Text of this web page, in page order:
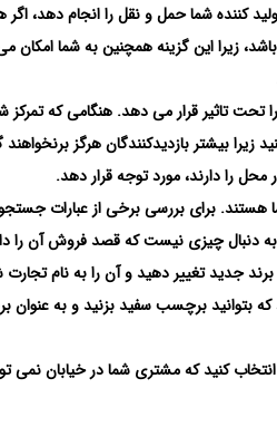
کننده شما حمل و نقل را انجام دهد، اگر
زیرا این گزینه همچنین به شما امکان
تحت تاثیر قرار می دهد. هنگامی که
زیرا بیشتر بازدیدکنندگان هرگز
را دارند، مورد توجه قرار دهد.
برای بررسی برخی از عبارات
دنبال چیزی نیست که قصد فروش آن را
برند جدید تغییر دهید و آن را به نام
برچسب سفید بزنید و به عنوان
کنید که مشتری شما در خیابان نمی